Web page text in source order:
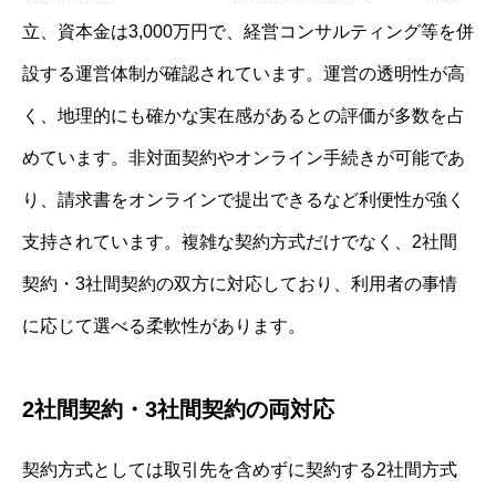
立、資本金は3,000万円で、経営コンサルティング等を併
設する運営体制が確認されています。運営の透明性が高
く、地理的にも確かな実在感があるとの評価が多数を占
めています。非対面契約やオンライン手続きが可能であ
り、請求書をオンラインで提出できるなど利便性が強く
支持されています。複雑な契約方式だけでなく、2社間
契約・3社間契約の双方に対応しており、利用者の事情
に応じて選べる柔軟性があります。
2社間契約・3社間契約の両対応
契約方式としては取引先を含めずに契約する2社間方式